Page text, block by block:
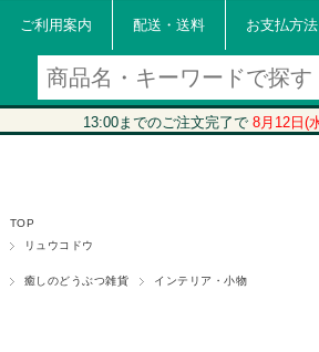
ご利用案内 配送・送料 お支払方法
TOP
リュウコドウ
癒しのどうぶつ雑貨 インテリア・小物